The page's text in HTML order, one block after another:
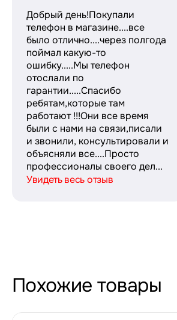
Добрый день!Покупали
телефон в магазине....все
было отлично....через полгода
поймал какую-то
ошибку.....Мы телефон
отослали по
гарантии.....Спасибо
ребятам,которые там
работают !!!Они все время
были с нами на связи,писали
и звонили, консультировали и
объясняли все....Просто
профессионалы своего дел...
Увидеть весь отзыв
Похожие товары